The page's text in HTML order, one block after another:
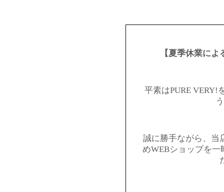
【夏季休業に
平素はPURE VERY!
誠に勝手ながら、当
めWEBショップを